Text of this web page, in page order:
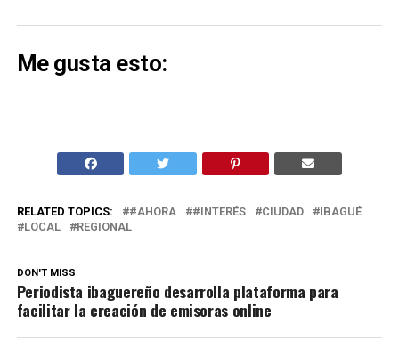
Me gusta esto:
RELATED TOPICS: #AHORA #INTERÉS CIUDAD
IBAGUÉ
LOCAL
REGIONAL
DON'T MISS
Periodista ibaguereño desarrolla plataforma para
facilitar la creación de emisoras online